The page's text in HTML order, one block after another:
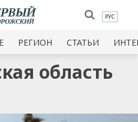
РУС
РЕГИОН СТАТЬИ
область